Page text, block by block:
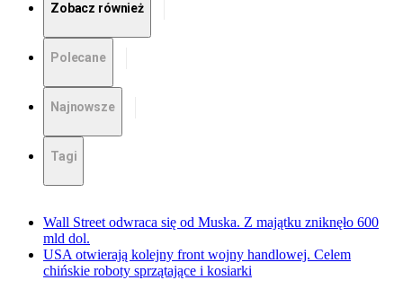
Zobacz również
Polecane
Najnowsze
Tagi
Wall Street odwraca się od Muska. Z majątku zniknęło 600
mld dol.
USA otwierają kolejny front wojny handlowej. Celem
chińskie roboty sprzątające i kosiarki